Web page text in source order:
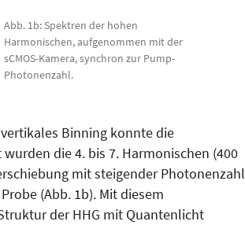
Abb. 1b: Spektren der hohen
Harmonischen, aufgenommen mit der
sCMOS-Kamera, synchron zur Pump-
Photonenzahl.
Binning konnte die
die 4. bis 7. Harmonischen (400
mit steigender Photonenzahl
(Abb. 1b). Mit diesem
der HHG mit Quantenlicht